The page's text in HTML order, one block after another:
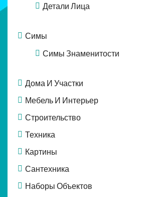
Детали Лица
Симы
Симы Знаменитости
Дома И Участки
Мебель И Интерьер
Строительство
Техника
Картины
Сантехника
Наборы Объектов